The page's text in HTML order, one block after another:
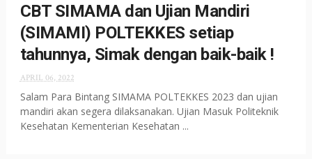
CBT SIMAMA dan Ujian Mandiri
(SIMAMI) POLTEKKES setiap
tahunnya, Simak dengan baik-baik !
APRIL 06, 2022
Salam Para Bintang SIMAMA POLTEKKES 2023 dan ujian
mandiri akan segera dilaksanakan. Ujian Masuk Politeknik
Kesehatan Kementerian Kesehatan ...